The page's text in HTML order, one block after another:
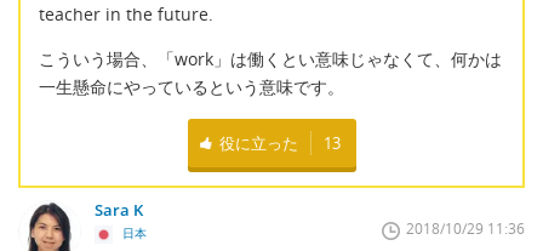
teacher in the future.
こういう場合、「work」は働くとい意味じゃなくて、何かは
一生懸命にやっているという意味です。
役に立った 13
Sara K
日本 2018/10/29 11:36